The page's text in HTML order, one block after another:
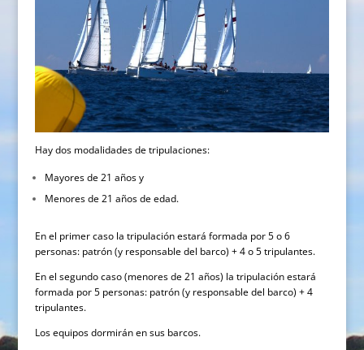
Hay dos modalidades de tripulaciones:
Mayores de 21 años y
Menores de 21 años de edad.
En el primer caso la tripulación estará formada por 5 o 6
personas: patrón (y responsable del barco) + 4 o 5 tripulantes.
En el segundo caso (menores de 21 años) la tripulación estará
formada por 5 personas: patrón (y responsable del barco) + 4
tripulantes.
Los equipos dormirán en sus barcos.